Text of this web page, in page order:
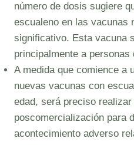
número de dosis sugiere
escualeno en las vacunas
significativo. Esta vacuna
principalmente a personas
A medida que comience a
nuevas vacunas con
edad, será preciso
poscomercialización para
acontecimiento adverso